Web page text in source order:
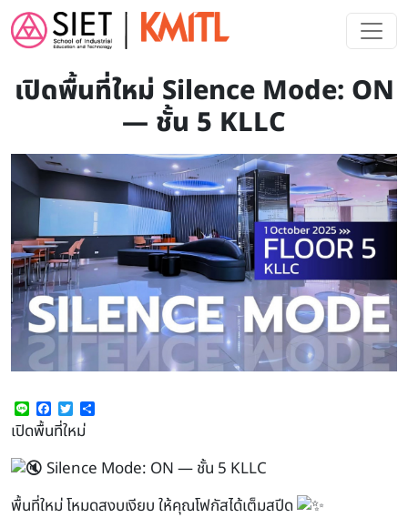
Skip to main content
เปิดพื้นที่ใหม่ Silence Mode: ON
— ชั้น 5 KLLC
Line Facebook
Twitter
เปิดพื้นที่ใหม่
Silence Mode: ON — ชั้น 5 KLLC
พื้นที่ใหม่ โหมดสงบเงียบ ให้คุณโฟกัสได้เต็มสปีด